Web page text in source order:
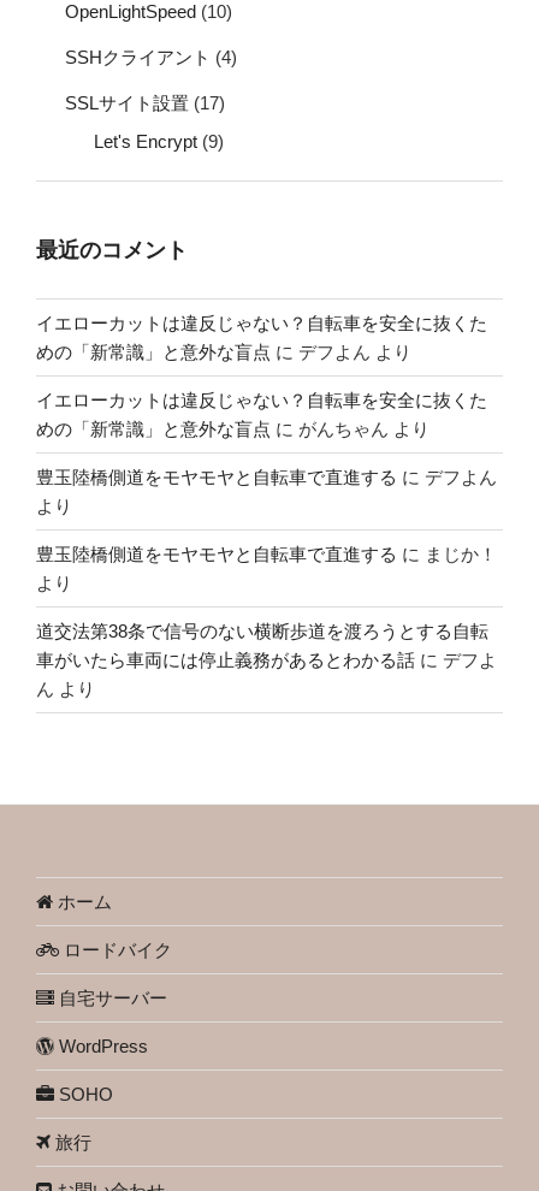
OpenLightSpeed (10)
SSHクライアント (4)
SSLサイト設置 (17)
Let's Encrypt (9)
最近のコメント
イエローカットは違反じゃない？自転車を安全に抜くた
めの「新常識」と意外な盲点 に デフよん より
イエローカットは違反じゃない？自転車を安全に抜くた
めの「新常識」と意外な盲点 に がんちゃん より
豊玉陸橋側道をモヤモヤと自転車で直進する に デフよん
より
豊玉陸橋側道をモヤモヤと自転車で直進する に まじか！
より
道交法第38条で信号のない横断歩道を渡ろうとする自転
車がいたら車両には停止義務があるとわかる話 に デフよ
ん より
ホーム
ロードバイク
自宅サーバー
WordPress
SOHO
旅行